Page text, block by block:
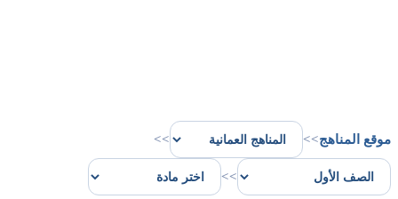
موقع المناهج>>
>>
>>